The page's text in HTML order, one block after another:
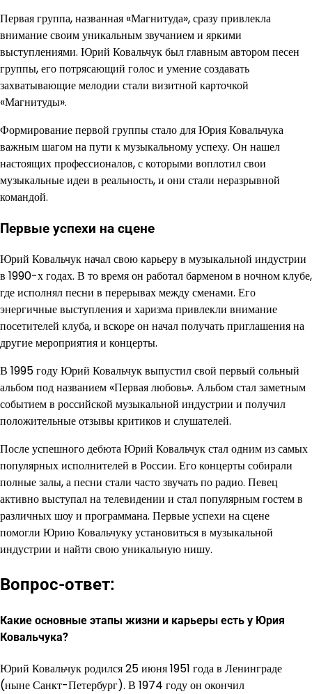
Первая группа, названная «Магнитуда», сразу привлекла
внимание своим уникальным звучанием и яркими
выступлениями. Юрий Ковальчук был главным автором песен
группы, его потрясающий голос и умение создавать
захватывающие мелодии стали визитной карточкой
«Магнитуды».
Формирование первой группы стало для Юрия Ковальчука
важным шагом на пути к музыкальному успеху. Он нашел
настоящих профессионалов, с которыми воплотил свои
музыкальные идеи в реальность, и они стали неразрывной
командой.
Первые успехи на сцене
Юрий Ковальчук начал свою карьеру в музыкальной индустрии
в 1990-х годах. В то время он работал барменом в ночном клубе,
где исполнял песни в перерывах между сменами. Его
энергичные выступления и харизма привлекли внимание
посетителей клуба, и вскоре он начал получать приглашения на
другие мероприятия и концерты.
В 1995 году Юрий Ковальчук выпустил свой первый сольный
альбом под названием «Первая любовь». Альбом стал заметным
событием в российской музыкальной индустрии и получил
положительные отзывы критиков и слушателей.
После успешного дебюта Юрий Ковальчук стал одним из самых
популярных исполнителей в России. Его концерты собирали
полные залы, а песни стали часто звучать по радио. Певец
активно выступал на телевидении и стал популярным гостем в
различных шоу и программана. Первые успехи на сцене
помогли Юрию Ковальчуку установиться в музыкальной
индустрии и найти свою уникальную нишу.
Вопрос-ответ:
Какие основные этапы жизни и карьеры есть у Юрия
Ковальчука?
Юрий Ковальчук родился 25 июня 1951 года в Ленинграде
(ныне Санкт-Петербург). В 1974 году он окончил